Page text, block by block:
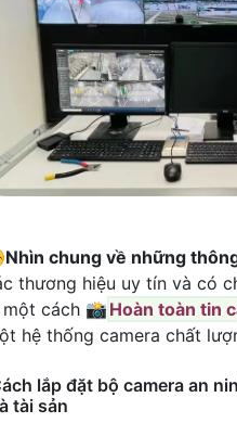
Nhìn chung về những
thương hiệu uy tín và có
một cách 📸 Hoàn toàn tin
hệ thống camera chất
lắp đặt bộ camera an
tài sản